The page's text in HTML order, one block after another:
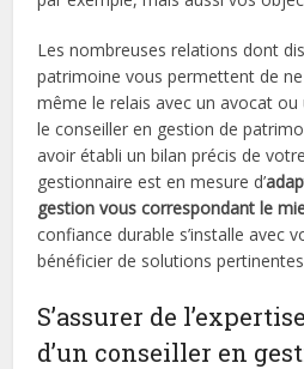
Les nombreuses relations dont
patrimoine vous permettent de
même le relais avec un avocat
le conseiller en gestion de
avoir établi un bilan précis de
gestionnaire est en mesure d’
gestion vous correspondant le
confiance durable s’installe avec
bénéficier de solutions
S’assurer de
d’un conseiller en